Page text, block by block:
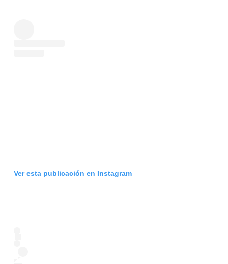
Ver esta publicación en Instagram